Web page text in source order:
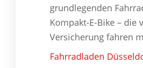
grundlegenden
Kompakt-E-Bike –
Versicherung fahren
Fahrradladen